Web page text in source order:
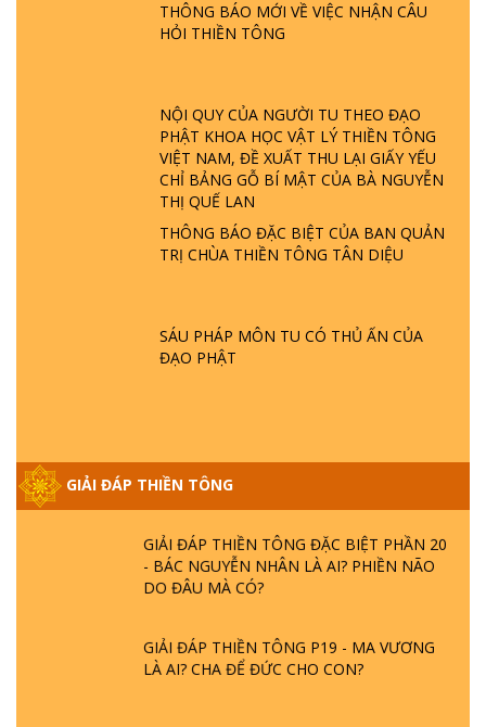
THÔNG BÁO MỚI VỀ VIỆC NHẬN CÂU
HỎI THIỀN TÔNG
NỘI QUY CỦA NGƯỜI TU THEO ĐẠO
PHẬT KHOA HỌC VẬT LÝ THIỀN TÔNG
VIỆT NAM, ĐỀ XUẤT THU LẠI GIẤY YẾU
CHỈ BẢNG GỖ BÍ MẬT CỦA BÀ NGUYỄN
THỊ QUẾ LAN
THÔNG BÁO ĐẶC BIỆT CỦA BAN QUẢN
TRỊ CHÙA THIỀN TÔNG TÂN DIỆU
SÁU PHÁP MÔN TU CÓ THỦ ẤN CỦA
ĐẠO PHẬT
GIẢI ĐÁP THIỀN TÔNG
GIẢI ĐÁP ĐẶC BIỆT P24 - TÁNH PHẬT
ĐƯỢC HÌNH THÀNH NHƯ THẾ NÀO?
GIẢI ĐÁP ĐẶC BIỆT P23 - THIÊN ĐÀNG Ở
ĐÂU? ĐỊA NGỤC Ở ĐÂU? ĐỨC CHÚA TRỜI
LÀ AI? QUỶ SA TĂNG? | TTTD
GIẢI ĐÁP THIỀN TÔNG ĐẶC BIỆT P22 - TẠI
SAO TRÁI ĐẤT NHIỀU THIÊN TAI - LŨ LỤT
- HỎA HOẠN | TTTD
GIẢI ĐÁP THIỀN TÔNG ĐẶC BIỆT P21 - TẠI
SAO ĐỨC PHẬT BƯỚC ĐI 7 BƯỚC TRÊN
HOA SEN ? | TTTD
GIẢI ĐÁP THIỀN TÔNG ĐẶC BIỆT PHẦN 20
- BÁC NGUYỄN NHÂN LÀ AI? PHIỀN NÃO
DO ĐÂU MÀ CÓ?
GIẢI ĐÁP THIỀN TÔNG P19 - MA VƯƠNG
LÀ AI? CHA ĐỂ ĐỨC CHO CON?